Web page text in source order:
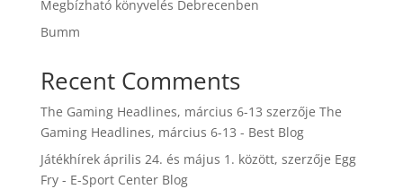
Megbízható könyvelés Debrecenben
Bumm
Recent Comments
The Gaming Headlines, március 6-13 szerzője The
Gaming Headlines, március 6-13 - Best Blog
Játékhírek április 24. és május 1. között, szerzője Egg
Fry - E-Sport Center Blog